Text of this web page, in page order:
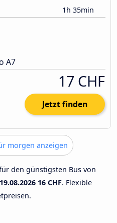
1h 35min
A7
17 CHF
Jetzt finden
morgen anzeigen
den günstigsten Bus von
19.08.2026 16 CHF. Flexible